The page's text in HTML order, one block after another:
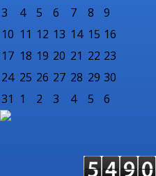
3
4 5 6 7 8
9
10 11 12 13 14 15 16
17 18 19 20 21 22 23
24 25 26 27 28 29 30
31 1 2 3 4 5 6